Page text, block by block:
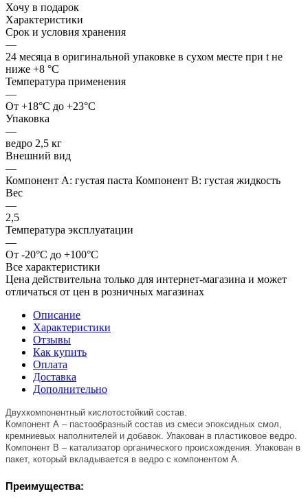
Хочу в подарок
Характеристики
Срок и условия хранения
—
24 месяца в оригинальной упаковке в сухом месте при t не
ниже +8 °C
Температура применения
—
От +18°C до +23°C
Упаковка
—
ведро 2,5 кг
Внешний вид
—
Компонент А: густая паста Компонент В: густая жидкость
Вес
—
2,5
Температура эксплуатации
—
От -20°C до +100°C
Все характеристики
Цена действительна только для интернет-магазина и может
отличаться от цен в розничных магазинах
Описание
Характеристики
Отзывы
Как купить
Оплата
Доставка
Дополнительно
Двухкомпонентный кислотостойкий состав.
Компонент А – пастообразный состав из смеси эпоксидных смол,
кремниевых наполнителей и добавок. Упакован в пластиковое ведро.
Компонент В – катализатор органического происхождения. Упакован в
пакет, который вкладывается в ведро с компонентом А.
Преимущества: